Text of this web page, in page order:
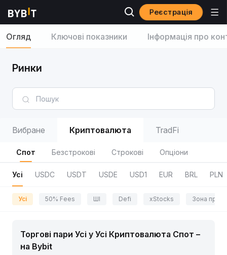
Реєстрація
Огляд Ключові показники Інформація про
Ринки
Вибране Криптовалюта TradFi
Спот Безстрокові Строкові Опціони
Усі USDC USDT USDE USD1 EUR BRL PLN
Усі 50% Fees ШІ Defi xStocks Зона
Торгові пари Усі у Усі Криптовалюта Спот –
на Bybit